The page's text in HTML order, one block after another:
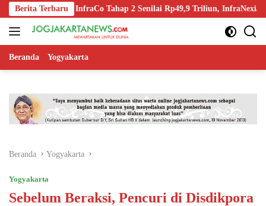
Langsung
ke
konten
Berita Terbaru
Spin-Off InfraCo Tahap 2 Senilai Rp49,9 Triliun, InfraNexia Kelola
Beranda Yogyakarta
Beranda Yogyakarta
Yogyakarta
Sebelum Beraksi, Pencuri di Disdikpora